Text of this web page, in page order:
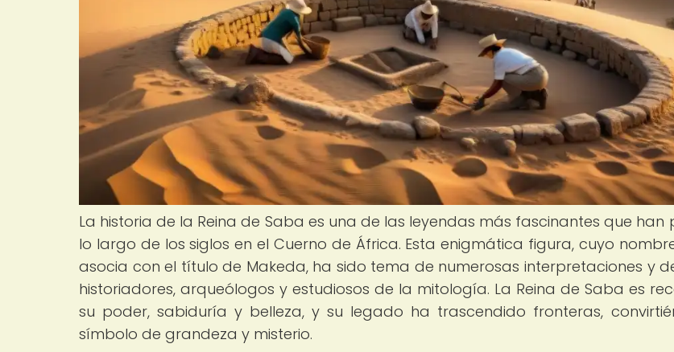
La historia de la Reina de Saba es una de las leyendas más fascinantes que
lo largo de los siglos en el Cuerno de África. Esta enigmática figura, cuyo
asocia con el título de Makeda, ha sido tema de numerosas interpretaciones y
historiadores, arqueólogos y estudiosos de la mitología. La Reina de Saba es
su poder, sabiduría y belleza, y su legado ha trascendido fronteras,
símbolo de grandeza y misterio.